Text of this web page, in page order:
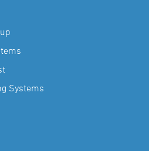
Systems